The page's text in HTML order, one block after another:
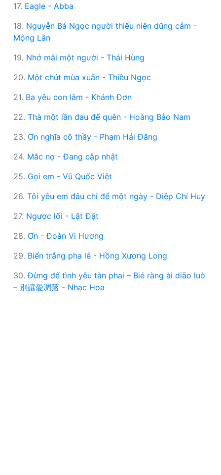
17. Eagle - Abba
18. Nguyễn Bá Ngọc người thiếu niên dũng cảm -
Mộng Lân
19. Nhớ mãi một người - Thái Hùng
20. Một chút mùa xuân - Thiều Ngọc
21. Ba yêu con lắm - Khánh Đơn
22. Thà một lần đau để quên - Hoàng Bảo Nam
23. Ơn nghĩa cô thầy - Phạm Hải Đăng
24. Mắc nợ - Đang cập nhật
25. Gọi em - Vũ Quốc Việt
26. Tôi yêu em đâu chỉ để một ngày - Diệp Chí Huy
27. Ngược lối - Lật Đật
28. Ơn - Đoàn Vi Hương
29. Biển trắng pha lê - Hồng Xương Long
30.Đừng để tình yêu tàn phai – Bié ràng ài diāo luò
– 別讓愛凋落 - Nhạc Hoa